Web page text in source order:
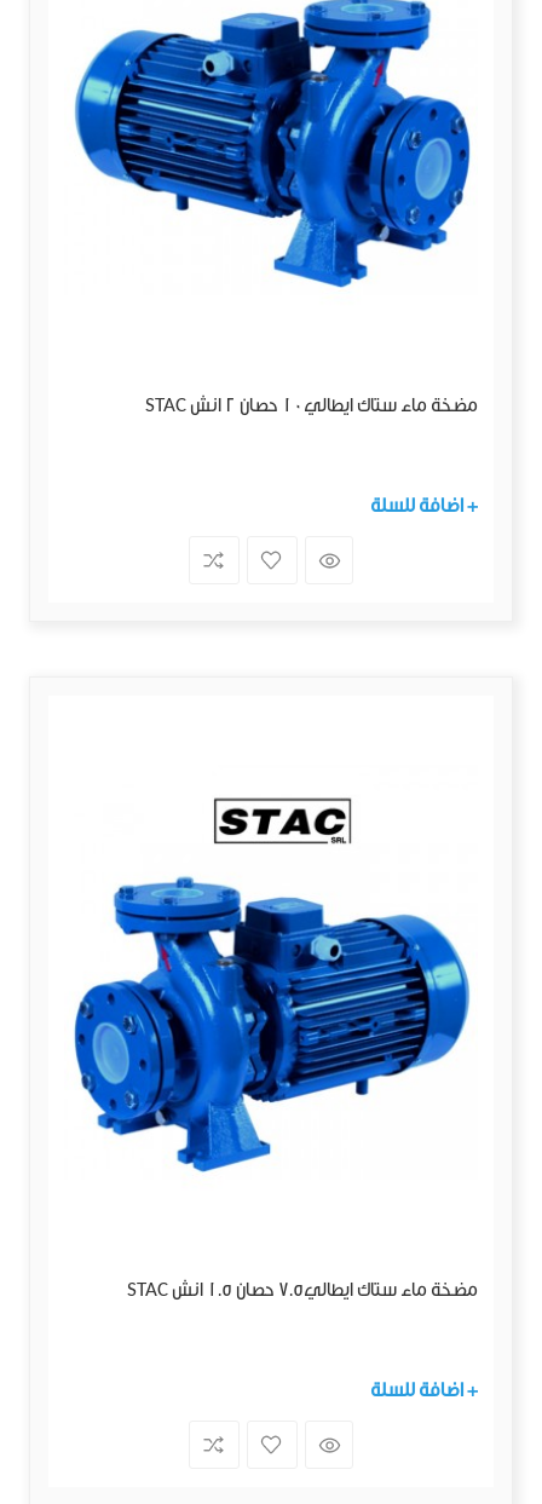
مضخة ماء ستاك ايطالي10 حصان 2 انش STAC
+ اضافة للسلة
مضخة ماء ستاك ايطالي7.5 حصان 1.5 انش STAC
+ اضافة للسلة